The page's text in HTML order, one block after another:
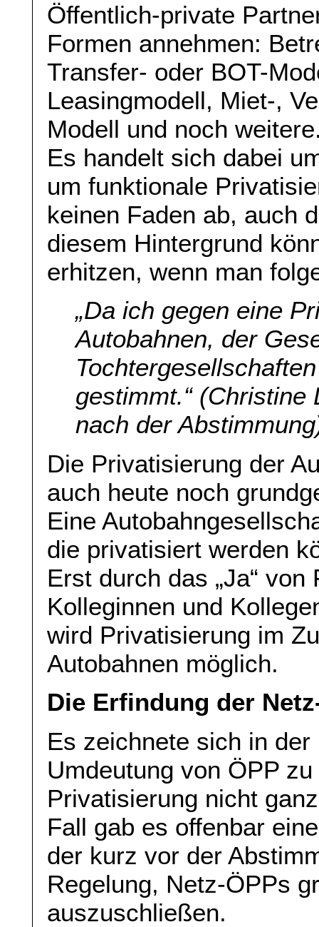
Öffentlich-private
Formen annehmen:
Transfer- oder BOT-
Leasingmodell, Miet-,
Modell und noch
Es handelt sich dabei
um funktionale
keinen Faden ab, auch
diesem Hintergrund
erhitzen, wenn man
„Da ich gegen eine
Autobahnen, der
gestimmt.“
nach der
Die Privatisierung der
auch heute noch
Eine
die privatisiert werden
Erst durch das „Ja“
Kolleginnen und
wird Privatisierung im
Autobahnen möglich.
Die Erfindung der
Es zeichnete sich in
Umdeutung von ÖPP
Privatisierung nicht
Fall gab es offenbar
der kurz vor der
Regelung, Netz-ÖPPs
auszuschließen.